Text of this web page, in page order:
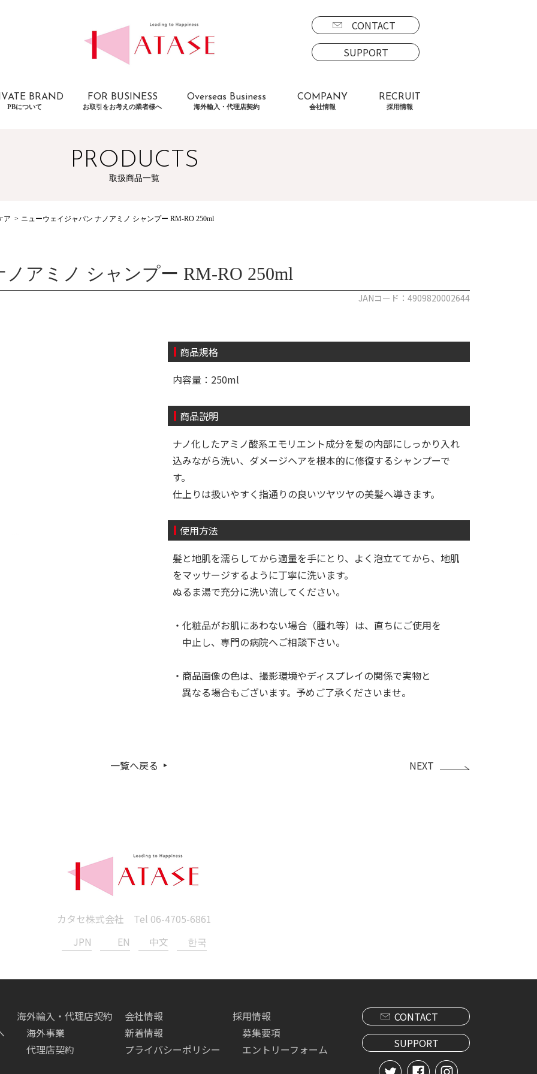
CONTACT
SUPPORT
BRAND
PBについて
FOR BUSINESS
お取引をお考えの業者様へ
Overseas Business
海外輸入・代理店契約
COMPANY
会社情報
RECRUIT
採用情報
PRODUCTS
取扱商品一覧
ア ニューウェイジャパン ナノアミノ シャンプー RM-RO 250ml
アミノ シャンプー RM-RO 250ml
JANコード：4909820002644
商品規格
内容量：250ml
商品説明
ナノ化したアミノ酸系エモリエント成分を髪の内部にしっかり入れ
込みながら洗い、ダメージヘアを根本的に修復するシャンプーで
す。
仕上りは扱いやすく指通りの良いツヤツヤの美髪へ導きます。
使用方法
髪と地肌を濡らしてから適量を手にとり、よく泡立ててから、地肌
をマッサージするように丁寧に洗います。
ぬるま湯で充分に洗い流してください。
・化粧品がお肌にあわない場合（腫れ等）は、直ちにご使用を
中止し、専門の病院へご相談下さい。
・商品画像の色は、撮影環境やディスプレイの関係で実物と
異なる場合もございます。予めご了承くださいませ。
一覧へ戻る NEXT
カタセ株式会社 Tel 06-4705-6861
JPN
EN 中文 한국
海外輸入・代理店契約
海外事業
代理店契約
会社情報
新着情報
プライバシーポリシー
採用情報
募集要項
エントリーフォーム
CONTACT
SUPPORT